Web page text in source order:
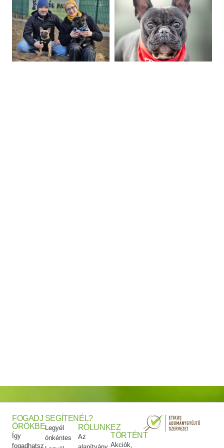
FOGADJ
ÖRÖKBE
Így
fogadhatsz
SEGÍTENÉL?
Legyél
önkéntes
RÓLUNK
Az
EZ
TÖRTÉNT
Akciók,